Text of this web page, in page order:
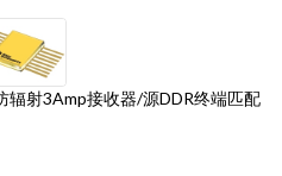
辐射3Amp接收器/源DDR终端匹配